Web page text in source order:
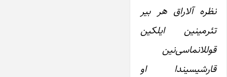
نظره آلاراق هر بیر
تئرمینین ایلکین
قوللانماسی‌نین
قارشیسیندا او